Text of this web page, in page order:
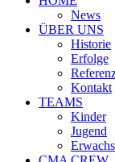
News
ÜBER UNS
Historie
Erfolge
Kontakt
TEAMS
Kinder
Jugend